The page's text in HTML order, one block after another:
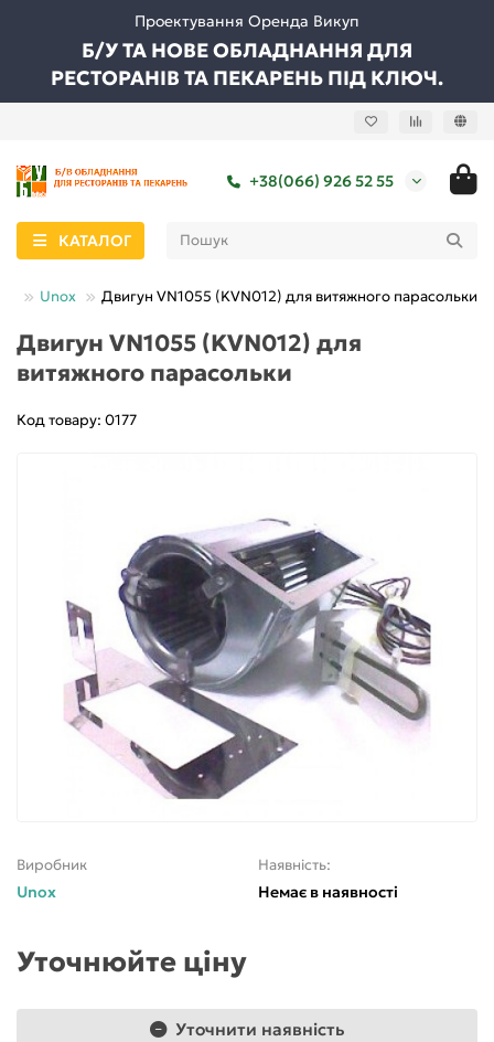
Проектування Оренда Викуп
Б/У ТА НОВЕ ОБЛАДНАННЯ ДЛЯ
РЕСТОРАНІВ ТА ПЕКАРЕНЬ ПІД КЛЮЧ.
+38(066) 926 52 55
КАТАЛОГ
Unox Двигун VN1055 (KVN012) для витяжного парасольки
Двигун VN1055 (KVN012) для
витяжного парасольки
Код товару: 0177
Виробник
Unox
Наявність:
Немає в наявності
Уточнюйте ціну
Уточнити наявність